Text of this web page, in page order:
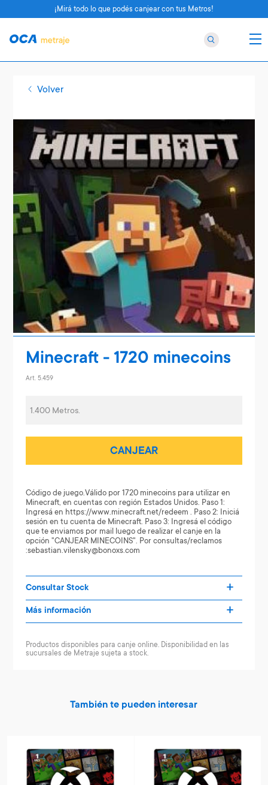
Volver
Minecraft - 1720 minecoins
Art. 5.459
1.400 Metros.
CANJEAR
Código de juego.Válido por 1720 minecoins para utilizar en
Minecraft, en cuentas con región Estados Unidos. Paso 1:
Ingresá en https://www.minecraft.net/redeem . Paso 2: Iniciá
sesión en tu cuenta de Minecraft. Paso 3: Ingresá el código
que te enviamos por mail luego de realizar el canje en la
opción "CANJEAR MINECOINS". Por consultas/reclamos
:sebastian.vilensky@bonoxs.com
Consultar Stock
Más información
Productos disponibles para canje online. Disponibilidad en las
sucursales de Metraje sujeta a stock.
También te pueden interesar
¡Mirá todo lo que podés canjear con tus Metros!